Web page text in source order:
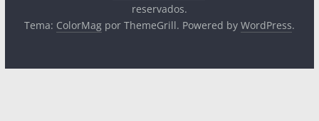
reservados.
Tema: ColorMagpor ThemeGrill. Powered by WordPress.